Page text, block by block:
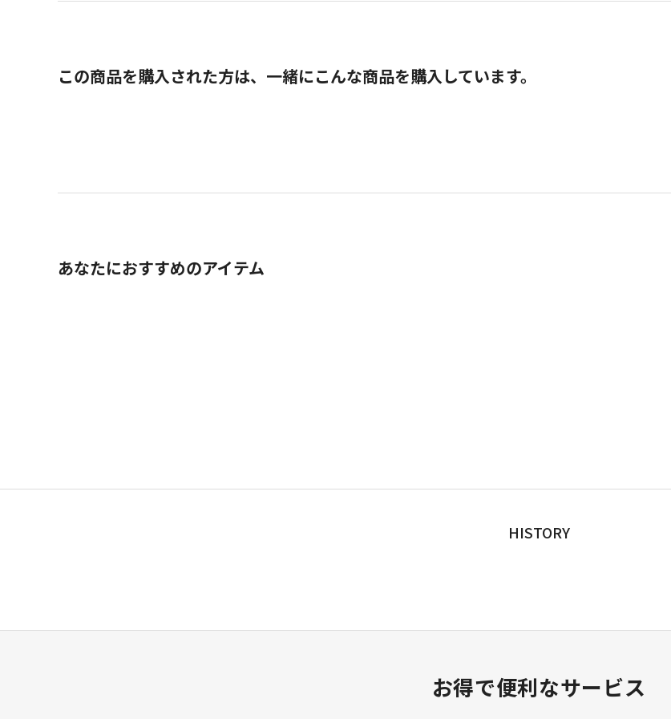
この商品を購入された方は、一緒にこんな商品を購入しています。
あなたにおすすめのアイテム
HISTORY
お得で便利なサービス